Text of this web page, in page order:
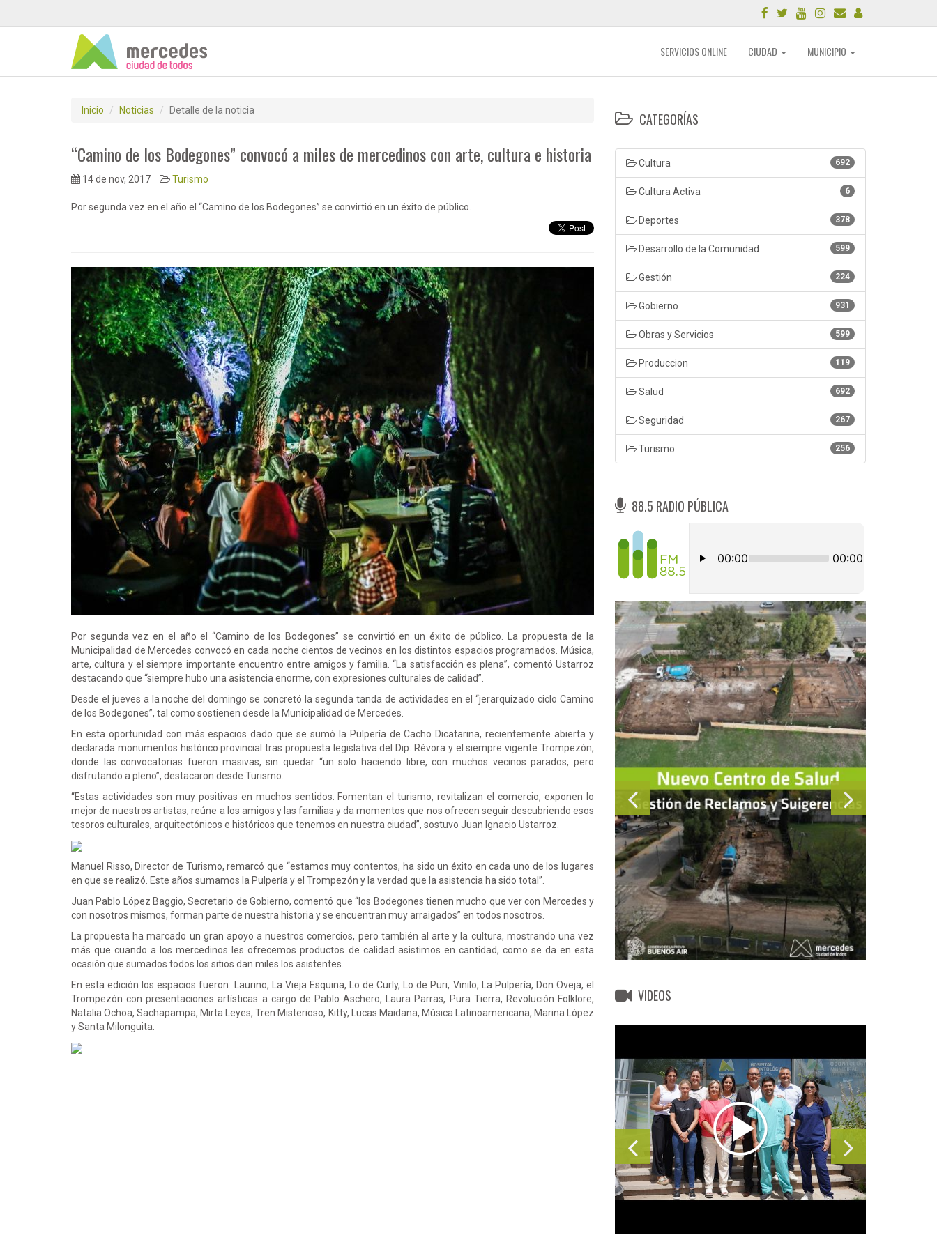
SERVICIOS ONLINE CIUDAD MUNICIPIO
Inicio Noticias Detalle de la noticia
“Camino de los Bodegones” convocó a miles de mercedinos con arte, cultura e historia
14 de nov, 2017 Turismo
Por segunda vez en el año el “Camino de los Bodegones” se convirtió en un éxito de público.
Por segunda vez en el año el “Camino de los Bodegones” se convirtió en un éxito de público. La propuesta de la
Municipalidad de Mercedes convocó en cada noche cientos de vecinos en los distintos espacios programados. Música,
arte, cultura y el siempre importante encuentro entre amigos y familia. “La satisfacción es plena”, comentó Ustarroz
destacando que “siempre hubo una asistencia enorme, con expresiones culturales de calidad”.
Desde el jueves a la noche del domingo se concretó la segunda tanda de actividades en el “jerarquizado ciclo Camino
de los Bodegones”, tal como sostienen desde la Municipalidad de Mercedes.
En esta oportunidad con más espacios dado que se sumó la Pulpería de Cacho Dicatarina, recientemente abierta y
declarada monumentos histórico provincial tras propuesta legislativa del Dip. Révora y el siempre vigente Trompezón,
donde las convocatorias fueron masivas, sin quedar “un solo haciendo libre, con muchos vecinos parados, pero
disfrutando a pleno”, destacaron desde Turismo.
“Estas actividades son muy positivas en muchos sentidos. Fomentan el turismo, revitalizan el comercio, exponen lo
mejor de nuestros artistas, reúne a los amigos y las familias y da momentos que nos ofrecen seguir descubriendo esos
tesoros culturales, arquitectónicos e históricos que tenemos en nuestra ciudad”, sostuvo Juan Ignacio Ustarroz.
Manuel Risso, Director de Turismo, remarcó que “estamos muy contentos, ha sido un éxito en cada uno de los lugares
en que se realizó. Este años sumamos la Pulpería y el Trompezón y la verdad que la asistencia ha sido total”.
Juan Pablo López Baggio, Secretario de Gobierno, comentó que “los Bodegones tienen mucho que ver con Mercedes y
con nosotros mismos, forman parte de nuestra historia y se encuentran muy arraigados” en todos nosotros.
La propuesta ha marcado un gran apoyo a nuestros comercios, pero también al arte y la cultura, mostrando una vez
más que cuando a los mercedinos les ofrecemos productos de calidad asistimos en cantidad, como se da en esta
ocasión que sumados todos los sitios dan miles los asistentes.
En esta edición los espacios fueron: Laurino, La Vieja Esquina, Lo de Curly, Lo de Puri, Vinilo, La Pulpería, Don Oveja, el
Trompezón con presentaciones artísticas a cargo de Pablo Aschero, Laura Parras, Pura Tierra, Revolución Folklore,
Natalia Ochoa, Sachapampa, Mirta Leyes, Tren Misterioso, Kitty, Lucas Maidana, Música Latinoamericana, Marina López
y Santa Milonguita.
CATEGORÍAS
692
Cultura
6
Cultura Activa
378
Deportes
599
Desarrollo de la Comunidad
224
Gestión
931
Gobierno
599
Obras y Servicios
119
Produccion
692
Salud
267
Seguridad
256
Turismo
88.5 RADIO PÚBLICA
VIDEOS